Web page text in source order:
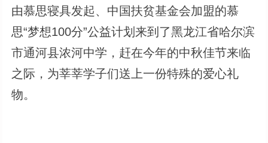
由慕思寝具发起、中国扶贫基金会加盟的慕
思“梦想100分”公益计划来到了黑龙江省哈尔滨
市通河县浓河中学，赶在今年的中秋佳节来临
之际，为莘莘学子们送上一份特殊的爱心礼
物。